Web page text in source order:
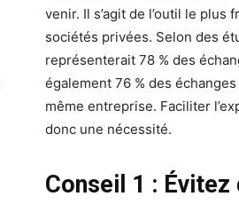
venir. Il s’agit de l’outil le
sociétés privées. Selon des
représenterait 78 % des
également 76 % des
même entreprise. Faciliter
donc une nécessité.
Conseil 1 :